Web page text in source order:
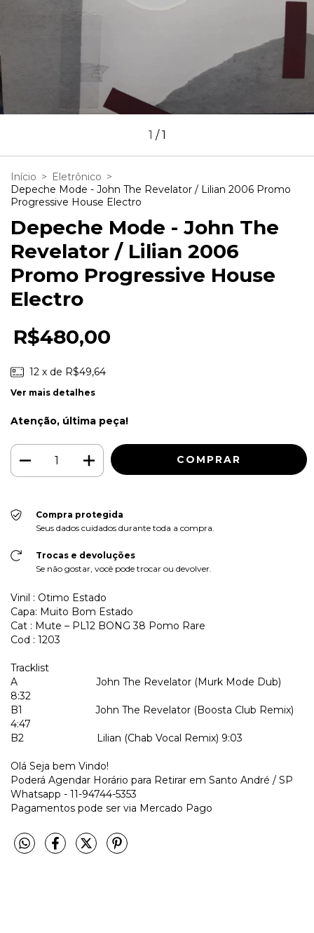
1 /1
Início > Eletrônico >
Depeche Mode - John The Revelator / Lilian 2006 Promo
Progressive House Electro
Depeche Mode - John The
Revelator / Lilian 2006
Promo Progressive House
Electro
R$480,00
12 x de R$49,64
Ver mais detalhes
Atenção, última peça!
Compra protegida
Seus dados cuidados durante toda a compra.
Trocas e devoluções
Se não gostar, você pode trocar ou devolver.
Vinil : Otimo Estado
Capa: Muito Bom Estado
Cat : Mute – PL12 BONG 38 Pomo Rare
Cod : 1203
Tracklist
A
John The Revelator (Murk Mode Dub)
8:32
B1
John The Revelator (Boosta Club Remix)
4:47
B2
Lilian (Chab Vocal Remix) 9:03
Olá Seja bem Vindo!
Poderá Agendar Horário para Retirar em Santo André / SP
Whatsapp - 11-94744-5353
Pagamentos pode ser via Mercado Pago